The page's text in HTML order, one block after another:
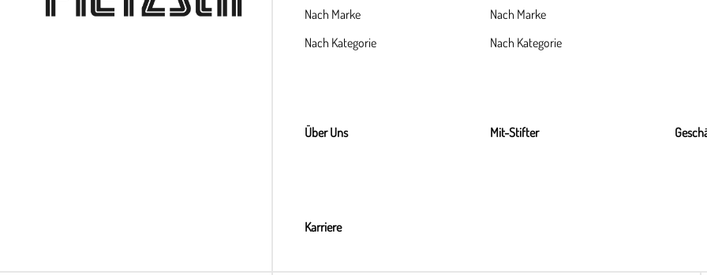
Nach Marke
Nach Kategorie
Nach Marke
Nach Kategorie
Über Uns Mit-Stifter
Karriere